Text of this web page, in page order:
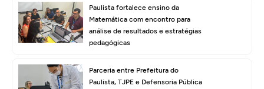
Paulista fortalece ensino da
Matemática com encontro para
análise de resultados e estratégias
pedagógicas
Parceria entre Prefeitura do
Paulista, TJPE e Defensoria Pública